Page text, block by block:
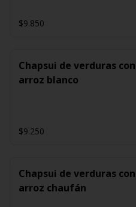
$9.850
Chapsui de verduras con
arroz blanco
$9.250
Chapsui de verduras con
arroz chaufán